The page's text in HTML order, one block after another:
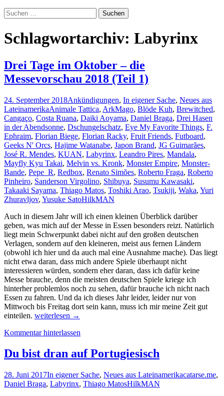
Suchen
nach:
Schlagwortarchiv: Labyrinx
Drei Tage im Oktober – die
Messevorschau 2018 (Teil 1)
24. September 2018Ankündigungen, In eigener Sache, Neues aus
LateinamerikaAnimale Tattica, ArkMago, Blöde Kuh, Brewitched,
Cangaço, Costa Ruana, Daiki Aoyama, Daniel Braga, Drei Hasen
in der Abendsonne, Dschungelschatz, Eye My Favorite Things, F.
Ephraim, Florian Biege, Florian Racky, Fruit Friends, Futboard,
Geeks N' Orcs, Hajime Watanabe, Japon Brand, JG Guimarães,
José R. Mendes, KUAN, Labyrinx, Leandro Pires, Mandala,
Mayfly Kyu Takai, Melvin vs. Kronk, Monster Empire, Monster-
Bande, Pepe_R, Redbox, Renato Simões, Roberto Fraga, Roberto
Pinheiro, Sanderson Virgolino, Shibuya, Susumu Kawasaki,
Takaaki Sayama, Thiago Matos, Toshiki Arao, Tsukiji, Waka, Yuri
Zhuravljov, Yusuke SatoHilkMAN
Auch in diesem Jahr will ich einen kleinen Überblick darüber
geben, was mich auf der Messe in Essen besonders reizt. Natürlich
liegt mein Schwerpunkt dabei nicht auf den großen deutschen
Verlagen, sondern auf den kleineren, meist aus fernen Ländern
(obwohl ich hier und da auch mal eine Ausnahme mache). Das liegt
nicht etwa daran, dass mich andere Spiele überhaupt nicht
interessieren würden, sondern eher daran, dass ich dafür keine
Messe brauche, denn die meisten deutschen Spiele kriege ich
hinterher problemlos noch zu sehen, dafür brauche ich nicht nach
Essen zu fahren. Und da ich dieses Jahr leider, leider nur von
Mittwoch bis Freitag dort sein kann, muss ich mir meine Zeit gut
einteilen. Drei
im
–
die
2018
(Teil
weiterlesen →
Kommentar hinterlassen
Du bist dran auf Portugiesisch
28. Juni 2017In eigener Sache, Neues aus Lateinamerikacatarse.me,
Daniel Braga, Labyrinx, Thiago MatosHilkMAN